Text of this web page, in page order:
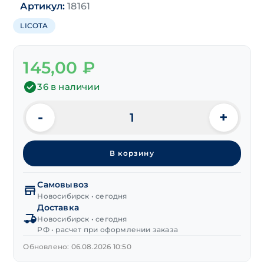
Артикул: 18161
LICOTA
145,00 ₽
36 в наличии
Количество
товара
Насадка
1/4"
"LICOTA"
"non-
slip"
- +
В корзину
Самовывоз
Новосибирск • сегодня
Доставка
Новосибирск • сегодня
РФ • расчет при оформлении заказа
Обновлено: 06.08.2026 10:50